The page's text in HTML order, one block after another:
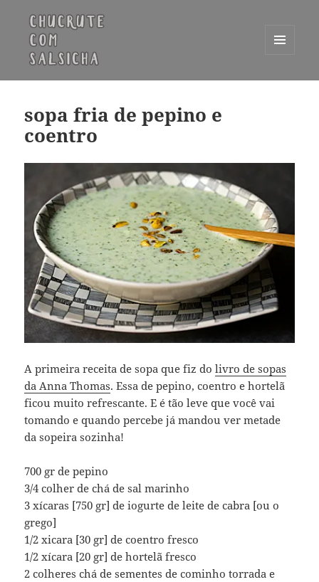
WIDGETS
sopa fria de pepino e
coentro
A primeira receita de sopa que fiz dolivro de sopas
da Anna Thomas. Essa de pepino, coentro e hortelã
ficou muito refrescante. E é tão leve que você vai
tomando e quando percebe já mandou ver metade
da sopeira sozinha!
700 gr de pepino
3/4 colher de chá de sal marinho
3 xícaras [750 gr] de iogurte de leite de cabra [ou o
grego]
1/2 xicara [30 gr] de coentro fresco
1/2 xícara [20 gr] de hortelã fresco
2 colheres chá de sementes de cominho torrada e